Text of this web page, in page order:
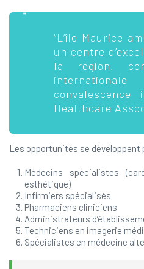
“L’île Maurice
un centre
la région,
convalescence
Healthcare
Les opportunités se développent
Médecins spécialistes
esthétique)
Infirmiers spécialisés
Pharmaciens cliniciens
Administrateurs
Techniciens en imagerie
Spécialistes en médecine